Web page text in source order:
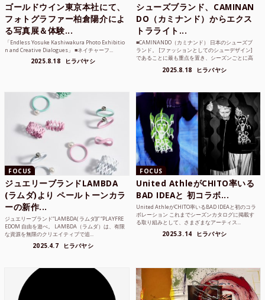
ゴールドウイン東京本社にて、
フォトグラファー柏倉陽介によ
る写真展＆体験...
「Endless Yosuke Kashiwakura Photo Exhibitio
n and Creative Dialogues」 ■ネイチャーフ...
2025.8.18 ヒラバヤシ
シューズブランド、CAMINAN
DO（カミナンド）からエクス
トラライト...
■CAMINANDO（カミナンド） 日本のシューズブ
ランド。 [ファッションとしてのシューデザイン]
であることに最も重点を置き、シーズンごとに高
2025.8.18 ヒラバヤシ
FOCUS
ジュエリーブランドLAMBDA
(ラムダ)より ペールトーンカラ
ーの新作...
ジュエリーブランド“LAMBDA( ラムダ))” “PLAYFRE
EDOM 自由を遊べ。 LAMBDA（ラムダ）は、有限
な資源を無限のクリエイティブで追...
2025.4.7 ヒラバヤシ
FOCUS
United AthleがCHITO率いる
BAD IDEAと 初コラボ...
United AthleがCHITO率いるBAD IDEAと初のコラ
ボレーション これまでシーズンカタログに掲載す
る取り組みとして、さまざまなアーティス...
2025.3.14 ヒラバヤシ